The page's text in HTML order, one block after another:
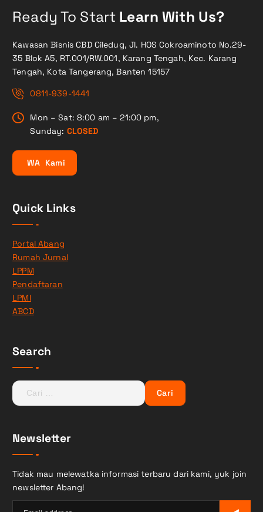
Ready To Start Learn With Us?
Kawasan Bisnis CBD Ciledug, Jl. HOS Cokroaminoto No.29-
35 Blok A5, RT.001/RW.001, Karang Tengah, Kec. Karang
Tengah, Kota Tangerang, Banten 15157
0811-939-1441
Mon – Sat: 8:00 am – 21:00 pm,
Sunday: CLOSED
WA Kami
Quick Links
Portal Abang
Rumah Jurnal
LPPM
Pendaftaran
LPMI
ABCD
Search
C
a
u
n
Newsletter
Tidak mau melewatka informasi terbaru dari kami, yuk join
newsletter Abang!